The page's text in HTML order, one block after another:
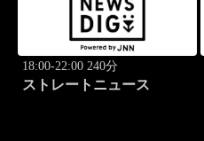
18:00-22:00 240分
ストレートニュース